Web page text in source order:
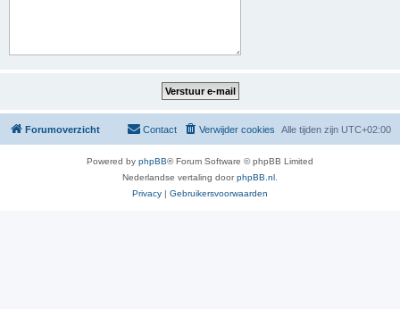
Forumoverzicht Alle tijden zijn UTC+02:00
Verwijder cookies
Contact
Powered by phpBB® Forum Software © phpBB Limited
Nederlandse vertaling doorphpBB.nl
Privacy | Gebruikersvoorwaarden